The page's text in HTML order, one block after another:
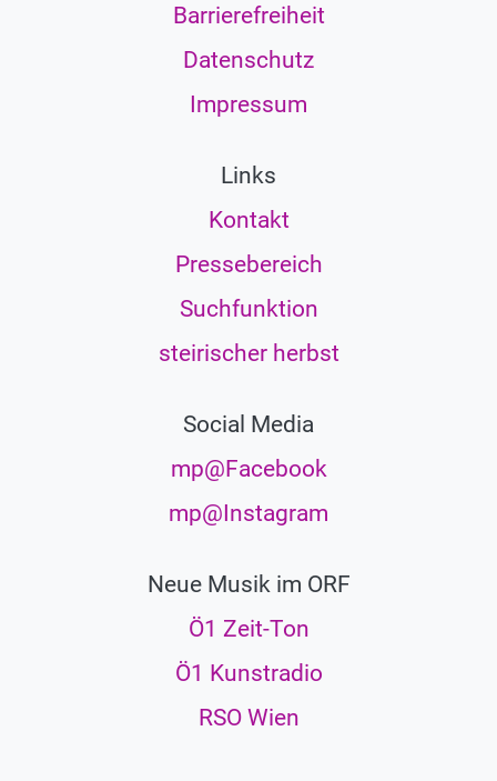
Barrierefreiheit
Datenschutz
Impressum
Links
Kontakt
Pressebereich
Suchfunktion
steirischer herbst
Social Media
mp@Facebook
mp@Instagram
Neue Musik im ORF
Ö1 Zeit-Ton
Ö1 Kunstradio
RSO Wien